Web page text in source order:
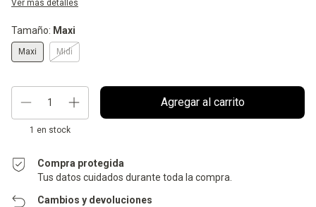
Ver más detalles
Tamaño: Maxi
Maxi Midi
1 en stock
Compra protegida
Tus datos cuidados durante toda la compra.
Cambios y devoluciones